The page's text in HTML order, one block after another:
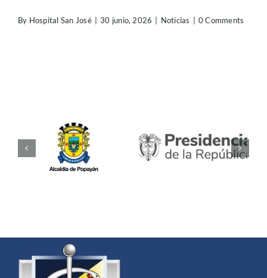
By Hospital San José 30 junio, 2026 Noticias 0 Comments